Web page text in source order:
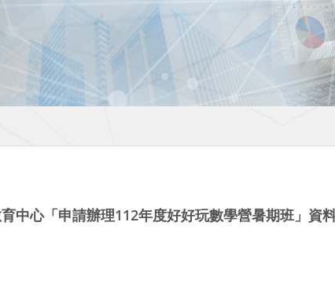
中心「申請辦理112年度好好玩數學營暑期班」資